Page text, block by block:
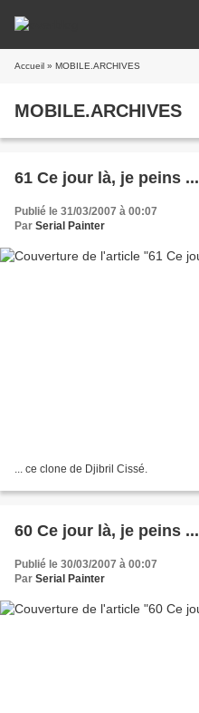
Accueil » MOBILE.ARCHIVES
MOBILE.ARCHIVES
61 Ce jour là, je peins ...
Publié le 31/03/2007 à 00:07
Par Serial Painter
... ce clone de Djibril Cissé.
60 Ce jour là, je peins ...
Publié le 30/03/2007 à 00:07
Par Serial Painter